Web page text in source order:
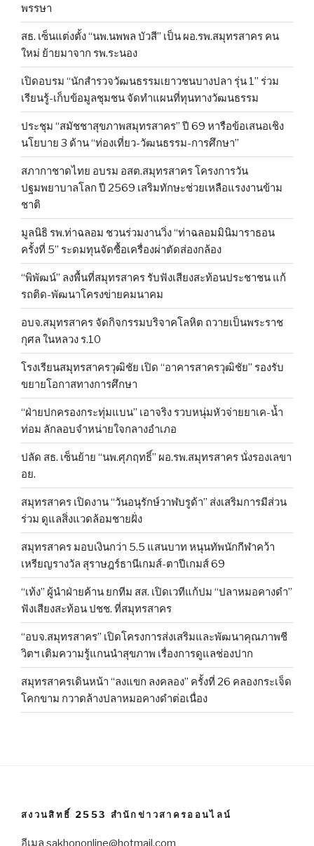
พรรษา
สธ. เซ็นแต่งตั้ง “นพ.นพพล บัวสี” เป็น ผอ.รพ.สมุทรสาคร คน
ใหม่ ย้ายมาจาก รพ.ระนอง
เปิดอบรม “นักสำรวจวัฒนธรรมเยาวชนบางปลา รุ่น 1” ร่วม
เรียนรู้-เก็บข้อมูลชุมชน จัดทำแผนที่ทุนทางวัฒนธรรม
ประชุม “สมัชชาสุขภาพสมุทรสาคร” ปี 69 หารือข้อเสนอเชิง
นโยบาย 3 ด้าน “ท่องเที่ยว-วัฒนธรรม-การศึกษา”
สภากาชาดไทย อบรม อสต.สมุทรสาคร โครงการวัน
ปฐมพยาบาลโลก ปี 2569 เสริมทักษะช่วยเหลือแรงงานข้าม
ชาติ
มูลนิธิ รพ.ท่าฉลอม ชวนร่วมงานวิ่ง “ท่าฉลอมมินิมาราธอน
ครั้งที่ 5” ระดมทุนจัดซื้อเครื่องผ่าตัดส่องกล้อง
“พิพัฒน์” ลงพื้นที่สมุทรสาคร รับฟังเสียงสะท้อนประชาชน แก้
รถติด-พัฒนาโครงข่ายคมนาคม
อบจ.สมุทรสาคร จัดกิจกรรมบริจาคโลหิต ถวายเป็นพระราช
กุศล ในหลวง ร.10
โรงเรียนสมุทรสาครวุฒิชัย เปิด “อาคารสาครวุฒิชัย” รองรับ
ขยายโอกาสทางการศึกษา
“ฝ่ายปกครองกระทุ่มแบน” เอาจริง รวบหนุ่มหัวจ่ายยาเค-น้ำ
ท่อม ลักลอบจำหน่ายใจกลางอำเภอ
ปลัด สธ. เซ็นย้าย “นพ.ศุภฤทธิ์” ผอ.รพ.สมุทรสาคร นั่งรองเลขา
อย.
สมุทรสาคร เปิดงาน “วันอนุรักษ์วาฬบรูด้า” ส่งเสริมการมีส่วน
ร่วม ดูแลสิ่งแวดล้อมชายฝั่ง
สมุทรสาคร มอบเงินกว่า 5.5 แสนบาท หนุนทัพนักกีฬาคว้า
เหรียญรางวัล สุราษฎร์ธานีเกมส์-ตาปีเกมส์ 69
“เท้ง” ผู้นำฝ่ายค้าน ยกทีม สส. เปิดเวทีแก้ปม “ปลาหมอคางดำ”
ฟังเสียงสะท้อน ปชช. ที่สมุทรสาคร
“อบจ.สมุทรสาคร” เปิดโครงการส่งเสริมและพัฒนาคุณภาพชี
วิตฯ เติมความรู้แกนนำสุขภาพ เรื่องการดูแลช่องปาก
สมุทรสาครเดินหน้า “ลงแขก ลงคลอง” ครั้งที่ 26 คลองกระเจ็ด
โคกขาม กวาดล้างปลาหมอคางดำต่อเนื่อง
สงวนสิทธิ์ 2553 สำนักข่าวสาครออนไลน์
อีเมล sakhononline@hotmail.com